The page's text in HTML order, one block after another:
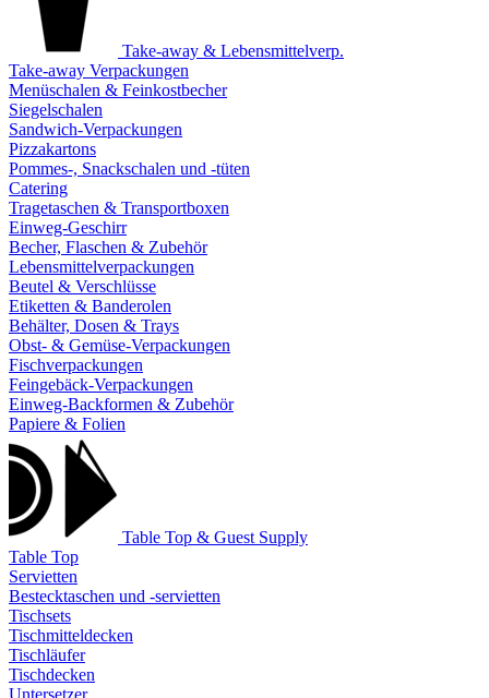
Take-away & Lebensmittelverp.
Take-away Verpackungen
Menüschalen & Feinkostbecher
Siegelschalen
Sandwich-Verpackungen
Pizzakartons
Pommes-, Snackschalen und -tüten
Catering
Tragetaschen & Transportboxen
Einweg-Geschirr
Becher, Flaschen & Zubehör
Lebensmittelverpackungen
Beutel & Verschlüsse
Etiketten & Banderolen
Behälter, Dosen & Trays
Obst- & Gemüse-Verpackungen
Fischverpackungen
Feingebäck-Verpackungen
Einweg-Backformen & Zubehör
Papiere & Folien
Table Top & Guest Supply
Table Top
Servietten
Bestecktaschen und -servietten
Tischsets
Tischmitteldecken
Tischläufer
Tischdecken